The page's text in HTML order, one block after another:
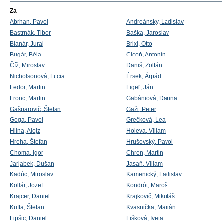
Za
Abrhan, Pavol
Andreánsky, Ladislav
Bastrnák, Tibor
Baška, Jaroslav
Blanár, Juraj
Brixi, Otto
Bugár, Béla
Cicoň, Antonín
Číž, Miroslav
Daniš, Zoltán
Nicholsonová, Lucia
Érsek, Árpád
Fedor, Martin
Figeľ, Ján
Fronc, Martin
Gabániová, Darina
Gašparovič, Štefan
Gaži, Peter
Goga, Pavol
Grečková, Lea
Hlina, Alojz
Holeva, Viliam
Hreha, Štefan
Hrušovský, Pavol
Choma, Igor
Chren, Martin
Jarjabek, Dušan
Jasaň, Viliam
Kadúc, Miroslav
Kamenický, Ladislav
Kollár, Jozef
Kondrót, Maroš
Krajcer, Daniel
Krajkovič, Mikuláš
Kuffa, Štefan
Kvasnička, Marián
Lipšic, Daniel
Lišková, Iveta